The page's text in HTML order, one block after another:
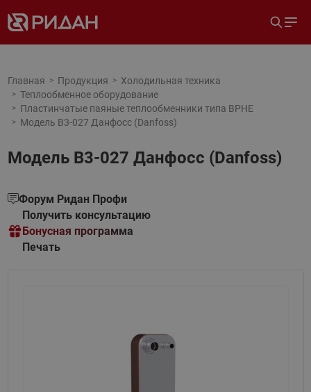
Главная Продукция
Холодильная техника
Теплообменное оборудование
Пластинчатые паяные теплообменники типа BPHE
Модель B3-027 Данфосс (Danfoss)
Модель B3-027 Данфосс (Danfoss)
Форум Ридан Профи
Получить консультацию
Бонусная программа
Печать